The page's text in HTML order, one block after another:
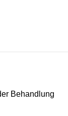
Behandlung